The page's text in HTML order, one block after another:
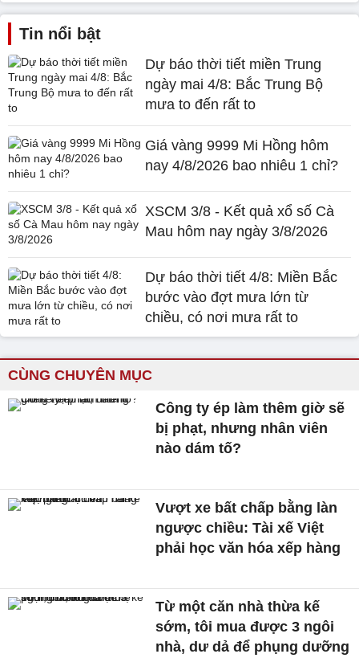
Tin nổi bật
Dự báo thời tiết miền Trung
ngày mai 4/8: Bắc Trung Bộ
mưa to đến rất to
Giá vàng 9999 Mi Hồng hôm
nay 4/8/2026 bao nhiêu 1 chỉ?
XSCM 3/8 - Kết quả xổ số Cà
Mau hôm nay ngày 3/8/2026
Dự báo thời tiết 4/8: Miền Bắc
bước vào đợt mưa lớn từ
chiều, có nơi mưa rất to
CÙNG CHUYÊN MỤC
Công ty ép làm thêm giờ sẽ
bị phạt, nhưng nhân viên
nào dám tố?
Vượt xe bất chấp bằng làn
ngược chiều: Tài xế Việt
phải học văn hóa xếp hàng
Từ một căn nhà thừa kế
sớm, tôi mua được 3 ngôi
nhà, dư dả để phụng dưỡng